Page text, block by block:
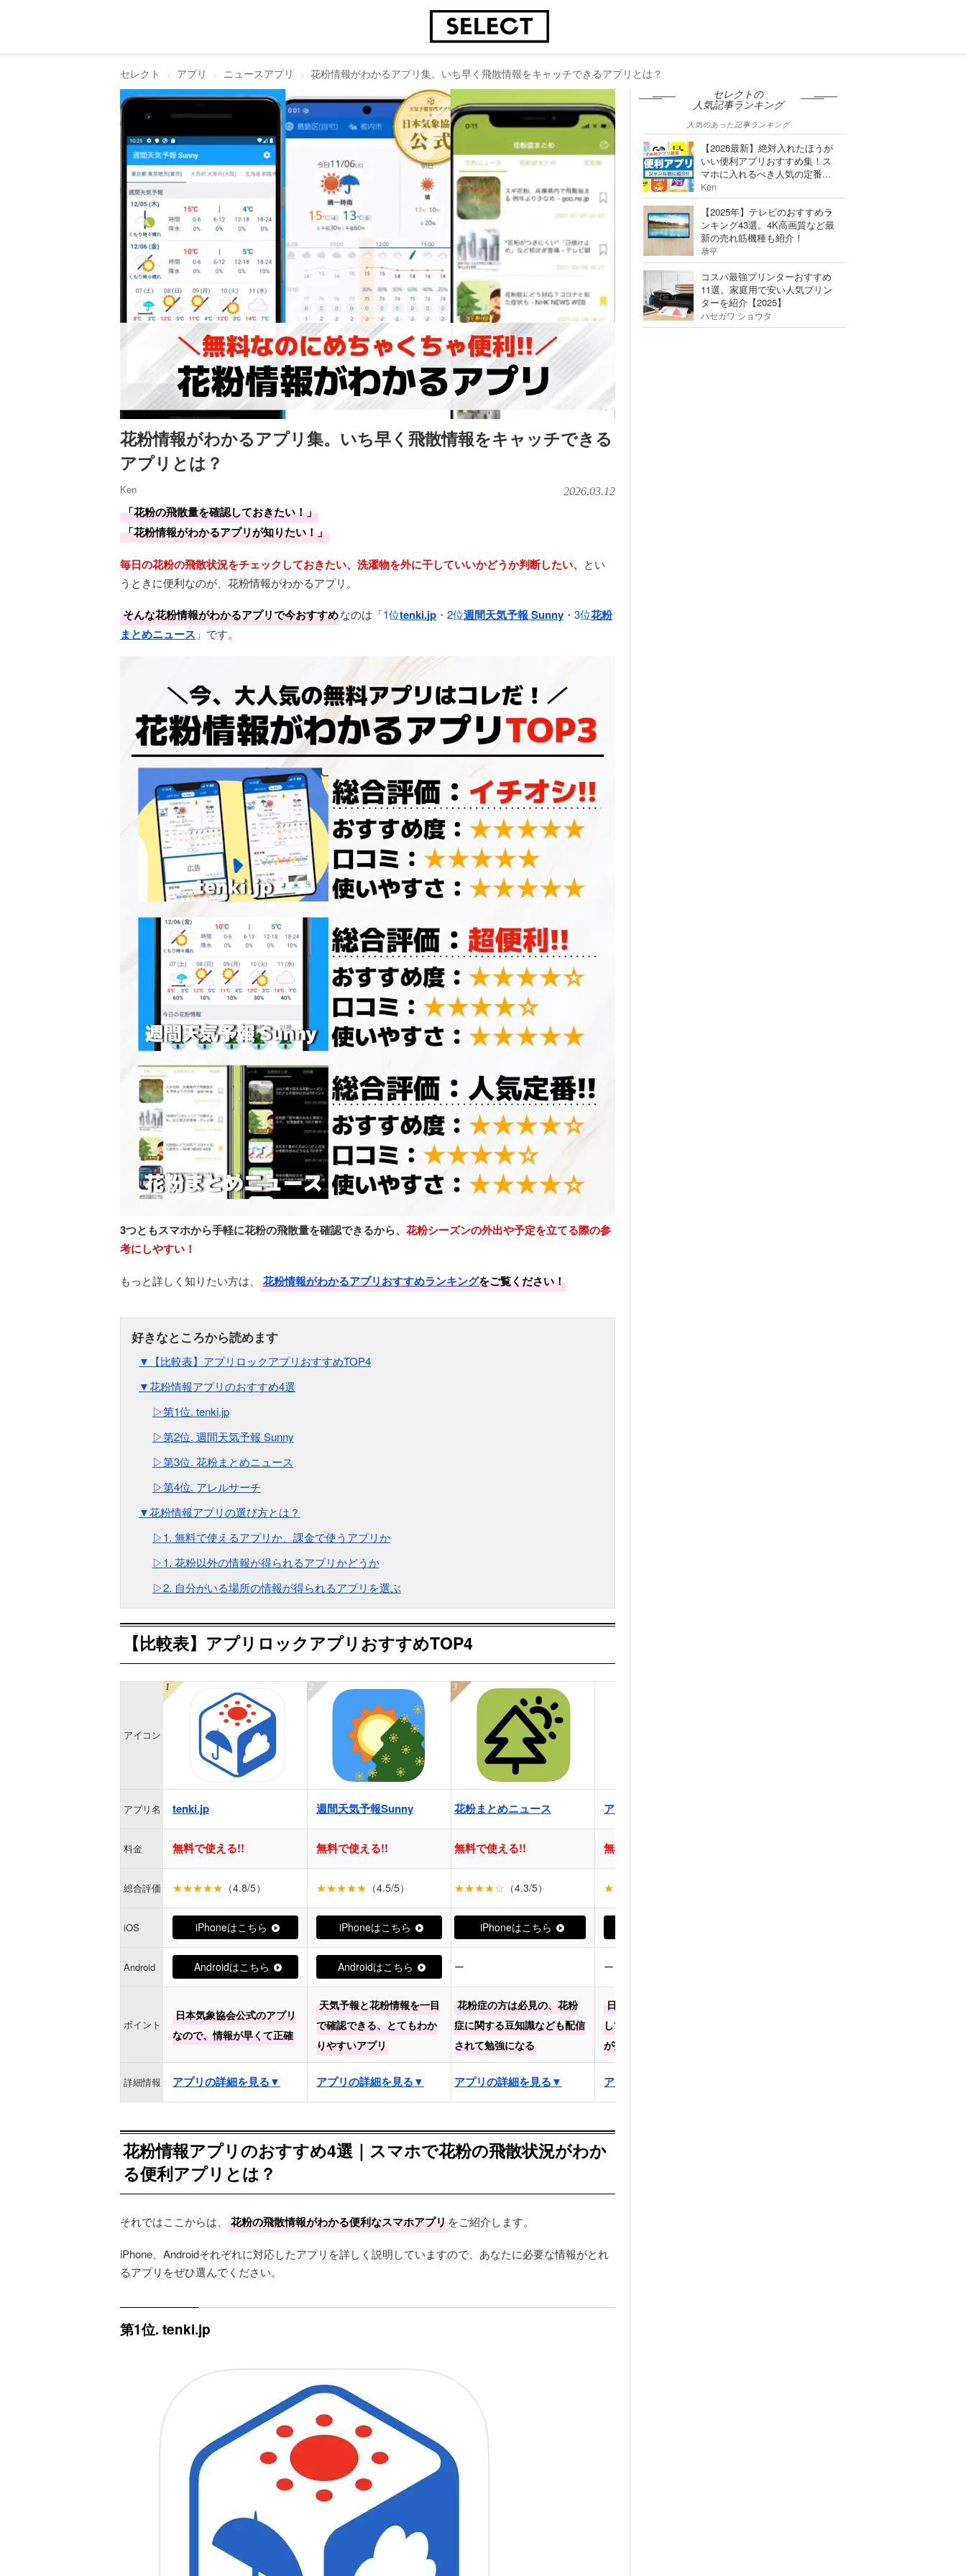
セレクト アプリ ニュースアプリ 花粉情報がわかるアプリ集。いち早く飛散情報をキャッチできるアプリとは？
花粉情報がわかるアプリ集。いち早く飛散情報をキャッチできる
アプリとは？
Ken 2026.03.12
「花粉の飛散量を確認しておきたい！」
「花粉情報がわかるアプリが知りたい！」
毎日の花粉の飛散状況をチェックしておきたい、洗濯物を外に干していいかどうか判断したい、 とい
うときに便利なのが、花粉情報がわかるアプリ。
そんな花粉情報がわかるアプリで今おすすめなのは「1位tenki.jp ・2位週間天気予報 Sunny ・3位花粉
まとめニュース 」です。
3つともスマホから手軽に花粉の飛散量を確認できるから、 花粉シーズンの外出や予定を立てる際の参
考にしやすい！
もっと詳しく知りたい方は、 花粉情報がわかるアプリおすすめランキングをご覧ください！
▼【比較表】アプリロックアプリおすすめTOP4
▼花粉情報アプリのおすすめ4選
▷第1位. tenki.jp
▷第2位. 週間天気予報 Sunny
▷第3位. 花粉まとめニュース
▷第4位. アレルサーチ
▼花粉情報アプリの選び方とは？
▷1. 無料で使えるアプリか、課金で使うアプリか
▷1. 花粉以外の情報が得られるアプリかどうか
▷2. 自分がいる場所の情報が得られるアプリを選ぶ
【比較表】アプリロックアプリおすすめTOP4
アイコン
アプリ名 tenki.jp 週間天気予報Sunny 花粉まとめニュース アレルサーチ
料金 無料で使える!! 無料で使える!! 無料で使える!! 無料で使える!!
総合評価 ★★★★★ （4.8/5） ★★★★★ （4.5/5） ★★★★☆ （4.3/5） ★★★★☆
iOS iPhoneはこちら iPhoneはこちら iPhoneはこちら
Android Androidはこちら Androidはこちら ー ー
ポイント
日本気象協会公式のアプリ
なので、情報が早くて正確
天気予報と花粉情報を一目
で確認できる、とてもわか
りやすいアプリ
花粉症の方は必見の、花粉
症に関する豆知識なども配信
されて勉強になる
日々の花粉量と体調を記録
しておけるので、予防対策
が打てて便利
詳細情報 アプリの詳細を見る▼ アプリの詳細を見る▼ アプリの詳細を見る▼ アプリの詳細を見る▼
花粉情報アプリのおすすめ4選｜スマホで花粉の飛散状況がわか
る便利アプリとは？
それではここからは、 花粉の飛散情報がわかる便利なスマホアプリをご紹介します。
iPhone、Androidそれぞれに対応したアプリを詳しく説明していますので、あなたに必要な情報がとれ
るアプリをぜひ選んでください。
第1位. tenki.jp
セレクトの
人気記事ランキング
人気のあった記事ランキング
【2026最新】絶対入れたほうが
いい便利アプリおすすめ集！ス
マホに入れるべき人気の定番...
Ken
【2025年】テレビのおすすめラ
ンキング43選。4K高画質など最
新の売れ筋機種も紹介！
恭平
コスパ最強プリンターおすすめ
11選。家庭用で安い人気プリン
ターを紹介【2025】
ハセガワ ショウタ